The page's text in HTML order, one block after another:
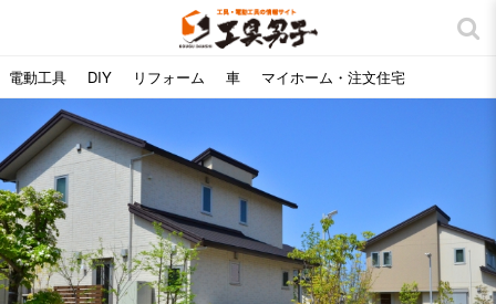
電動工具 DIY リフォーム 車 マイホーム・注文住宅